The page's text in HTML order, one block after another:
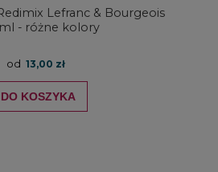
Lefranc & Bourgeois
- różne kolory
od 13,00 zł
DO KOSZYKA